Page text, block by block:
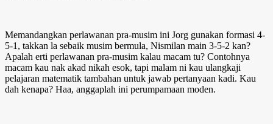
Memandangkan perlawanan pra-musim ini Jorg gunakan formasi 4-
5-1, takkan la sebaik musim bermula, Nismilan main 3-5-2 kan?
Apalah erti perlawanan pra-musim kalau macam tu? Contohnya
macam kau nak akad nikah esok, tapi malam ni kau ulangkaji
pelajaran matematik tambahan untuk jawab pertanyaan kadi. Kau
dah kenapa? Haa, anggaplah ini perumpamaan moden.